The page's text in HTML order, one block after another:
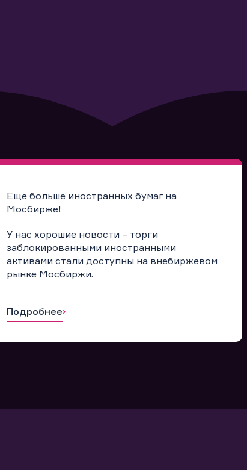
Еще больше иностранных бумаг на
Мосбирже!
У нас хорошие новости – торги
заблокированными иностранными
активами стали доступны на внебиржевом
рынке Мосбиржи.
Подробнее